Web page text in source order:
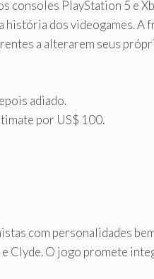
consoles PlayStation 5 e
história dos videogames. A
a alterarem seus
adiado.
por US$ 100.
com personalidades
Clyde. O jogo promete